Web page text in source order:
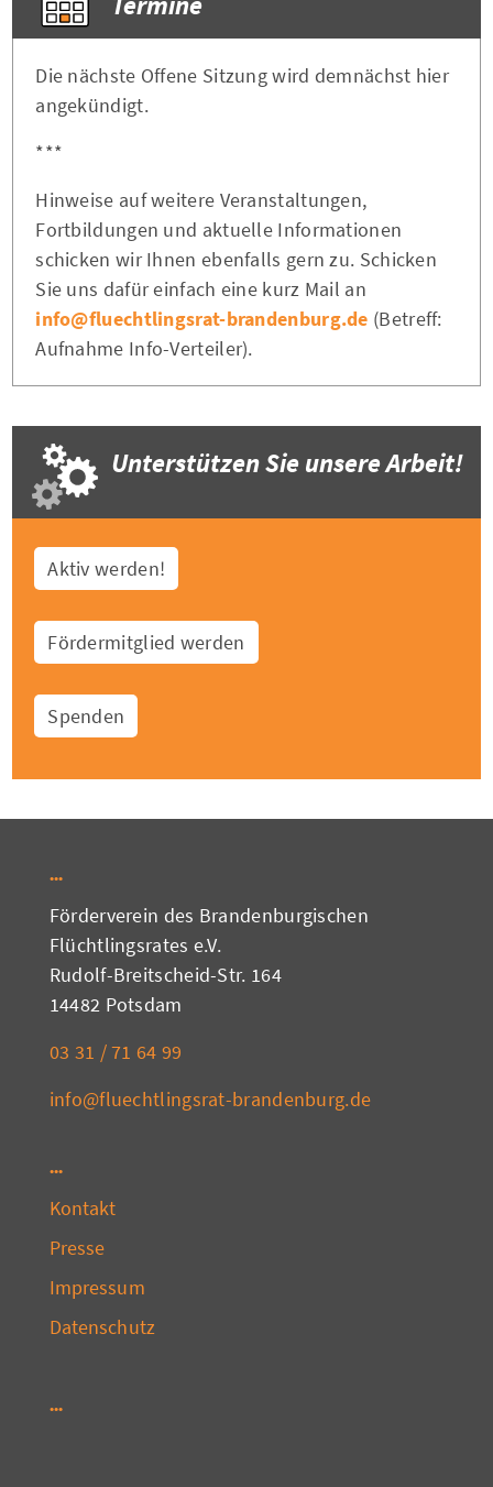
Die nächste Offene Sitzung wird demnächst hier
angekündigt.
***
Hinweise auf weitere Veranstaltungen,
Fortbildungen und aktuelle Informationen
schicken wir Ihnen ebenfalls gern zu. Schicken
Sie uns dafür einfach eine kurz Mail an
info@fluechtlingsrat-brandenburg.de (Betreff:
Aufnahme Info-Verteiler).
Unterstützen Sie unsere Arbeit!
Aktiv werden!
Fördermitglied werden
Spenden
Förderverein des Brandenburgischen
Flüchtlingsrates e.V.
Rudolf-Breitscheid-Str. 164
14482 Potsdam
03 31 / 71 64 99
info@fluechtlingsrat-brandenburg.de
Kontakt
Presse
Impressum
Datenschutz